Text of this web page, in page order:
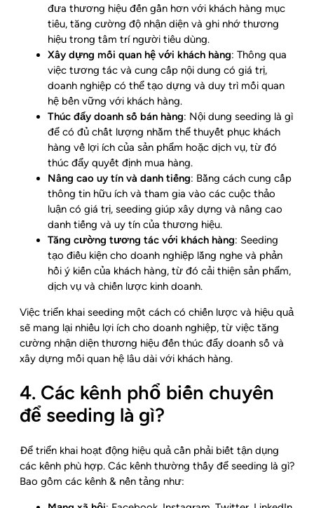
đưa thương hiệu đến gần hơn với khách hàng mục
tiêu, tăng cường độ nhận diện và ghi nhớ thương
hiệu trong tâm trí người tiêu dùng.
Xây dựng mối quan hệ với khách hàng: Thông qua
việc tương tác và cung cấp nội dung có giá trị,
doanh nghiệp có thể tạo dựng và duy trì mối quan
hệ bền vững với khách hàng.
Thúc đẩy doanh số bán hàng: Nội dung seeding là gì
để có đủ chất lượng nhằm thể thuyết phục khách
hàng về lợi ích của sản phẩm hoặc dịch vụ, từ đó
thúc đẩy quyết định mua hàng.
Nâng cao uy tín và danh tiếng: Bằng cách cung cấp
thông tin hữu ích và tham gia vào các cuộc thảo
luận có giá trị, seeding giúp xây dựng và nâng cao
danh tiếng và uy tín của thương hiệu.
Tăng cường tương tác với khách hàng: Seeding
tạo điều kiện cho doanh nghiệp lắng nghe và phản
hồi ý kiến của khách hàng, từ đó cải thiện sản phẩm,
dịch vụ và chiến lược kinh doanh.
Việc triển khai seeding một cách có chiến lược và hiệu quả
sẽ mang lại nhiều lợi ích cho doanh nghiệp, từ việc tăng
cường nhận diện thương hiệu đến thúc đẩy doanh số và
xây dựng mối quan hệ lâu dài với khách hàng.
4. Các kênh phổ biến chuyên
để seeding là gì?
Để triển khai hoạt động hiệu quả cần phải biết tận dụng
các kênh phù hợp. Các kênh thường thấy để seeding là gì?
Bao gồm các kênh & nền tảng như: